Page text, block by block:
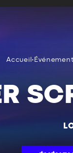
Accueil •